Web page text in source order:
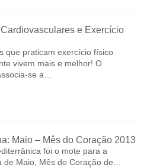
e Exercício
que praticam exercício físico
vivem mais e melhor! O
se a…
Maio – Mês do Coração 2013
foi o mote para a
de Maio, Mês do Coração de…